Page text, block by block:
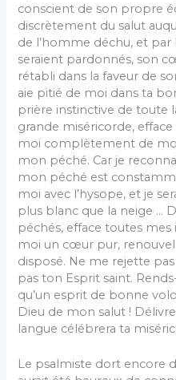
conscient de son propre
discrètement du salut
de l’homme déchu, et
seraient pardonnés, son
rétabli dans la faveur de
aie pitié de moi dans ta
prière instinctive de toute
grande miséricorde,
moi complètement de
mon péché. Car je
mon péché est
moi avec l’hysope, et je
plus blanc que la neige …
péchés, efface toutes mes
moi un cœur pur,
disposé. Ne me rejette
pas ton Esprit saint.
qu’un esprit de bonne
Dieu de mon salut !
langue célébrera ta
Le psalmiste dort encore